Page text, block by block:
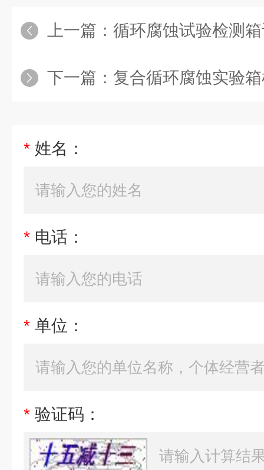
上一篇： 循环腐蚀试验检测
下一篇： 复合循环腐蚀实验
* 姓名：
* 电话：
* 单位：
* 验证码：